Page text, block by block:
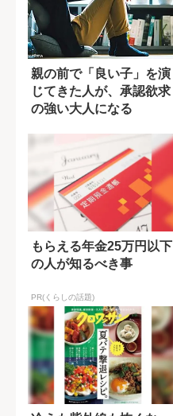
親の前で「良い子」を演
じてきた人が、承認欲求
の強い大人になる
もらえる年金25万円以下
の人が知るべき事
PR(くらしの話題)